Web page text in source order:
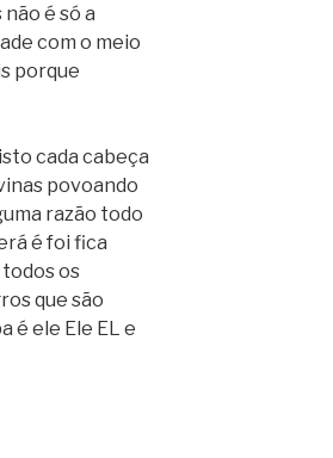
é só a
com o meio
porque
cada cabeça
povoando
razão todo
é foi fica
os
que são
é ele Ele EL e